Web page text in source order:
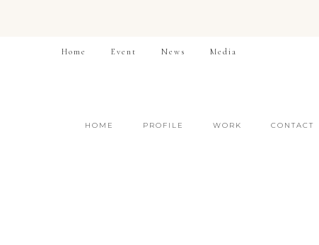
Home Event News Media
HOME PROFILE WORK CONTACT